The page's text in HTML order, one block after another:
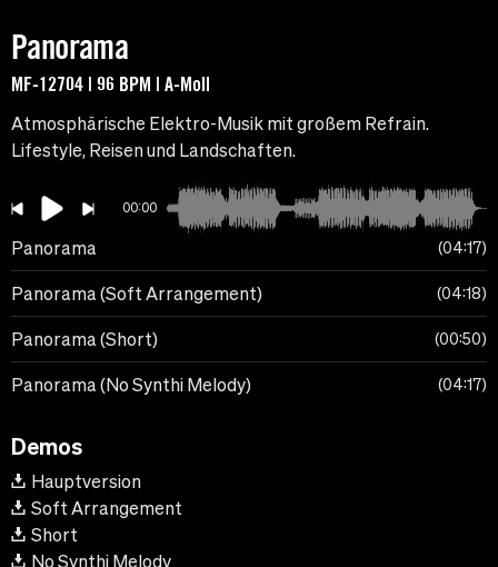
Panorama
MF-12704 | 96 BPM | A-Moll
Atmosphärische Elektro-Musik mit großem Refrain.
Lifestyle, Reisen und Landschaften.
00:00
Panorama 04:17
Panorama (Soft Arrangement) 04:18
Panorama (Short) 00:50
Panorama (No Synthi Melody) 04:17
Demos
Hauptversion
Soft Arrangement
Short
No Synthi Melody